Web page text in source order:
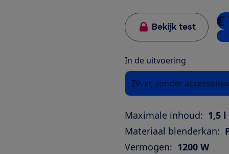
Bekijk test €
4
In de uitvoering
Zilver, zonder accessoires
Maximale inhoud: 1,5 l
Materiaal blenderkan:
Vermogen: 1200 W